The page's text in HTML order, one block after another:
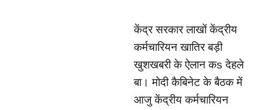
केंद्र सरकार लाखों केंद्रीय
कर्मचारियन खातिर बड़ी
खुशखबरी के ऐलान कs देहले
बा। मोदी कैबिनेट के बैठक में
आजु केंद्रीय कर्मचारियन